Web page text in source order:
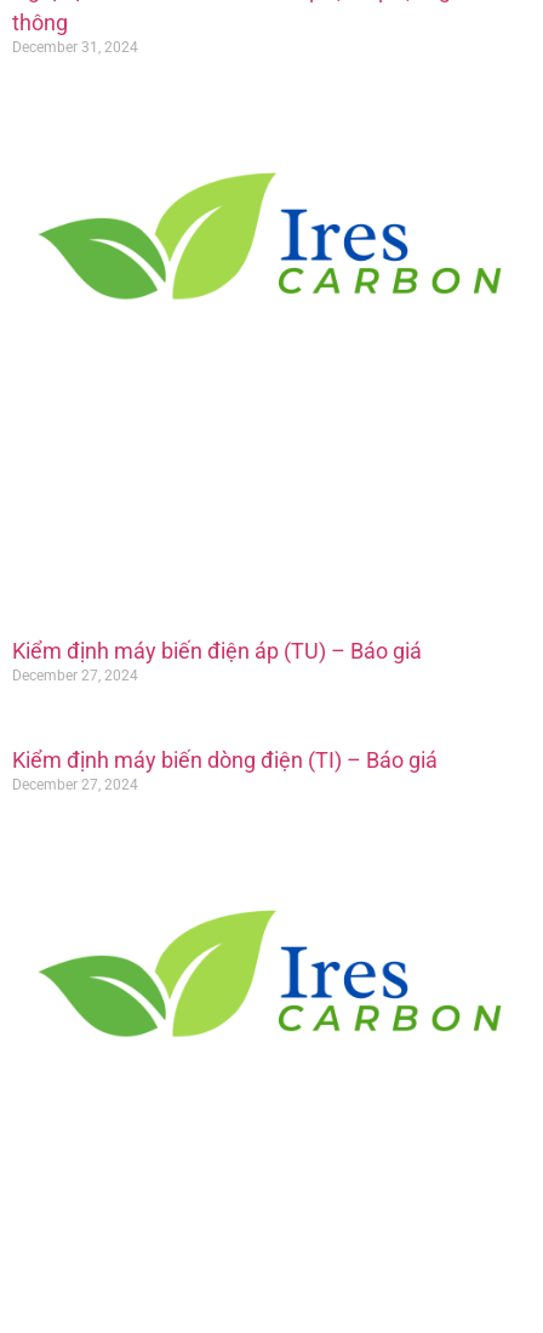
thông
December 31, 2024
Kiểm định máy biến điện áp (TU) – Báo giá
December 27, 2024
Kiểm định máy biến dòng điện (TI) – Báo giá
December 27, 2024